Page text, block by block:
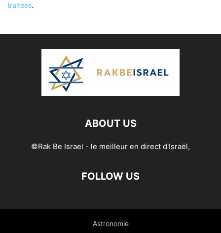
traitées.
ABOUT US
©Rak Be Israel - le meilleur en direct d'Israël,
FOLLOW US
Astronomie